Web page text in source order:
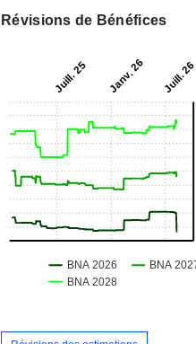
Révisions de Bénéfices